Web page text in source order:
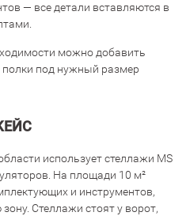
— все детали вставляются в
можно добавить
полки под нужный размер
использует стеллажи MS
На площади 10 м²
и инструментов,
Стеллажи стоят у ворот,